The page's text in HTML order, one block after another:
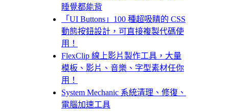
睡覺都能背
「UI Buttons」100 種超吸睛的 CSS
動態按鈕設計，可直接複製代碼使
用！
FlexClip 線上影片製作工具，大量
模板、影片、音樂、字型素材任你
用！
System Mechanic 系統清理、修復、
電腦加速工具